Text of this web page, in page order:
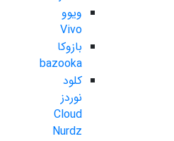
ویوو
Vivo
بازوکا
bazooka
کلود
نوردز
Cloud
Nurdz